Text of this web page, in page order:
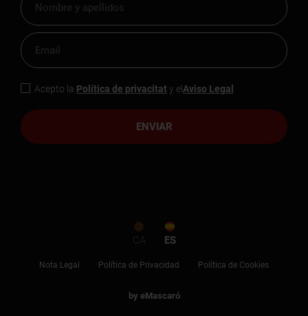
ENVIAR
Acepto la Política de privacitat y el Aviso Legal
CA ES
Nota Legal Política de Privacidad Política de Cookies
by eMascaró